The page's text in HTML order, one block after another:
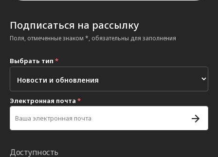
Подписаться на рассылку
Поля, отмеченные знаком *, обязательны для заполнения
Выбрать тип *
Электронная почта *
Доступность